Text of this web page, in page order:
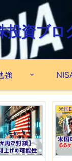
投資ブロ
強
米国